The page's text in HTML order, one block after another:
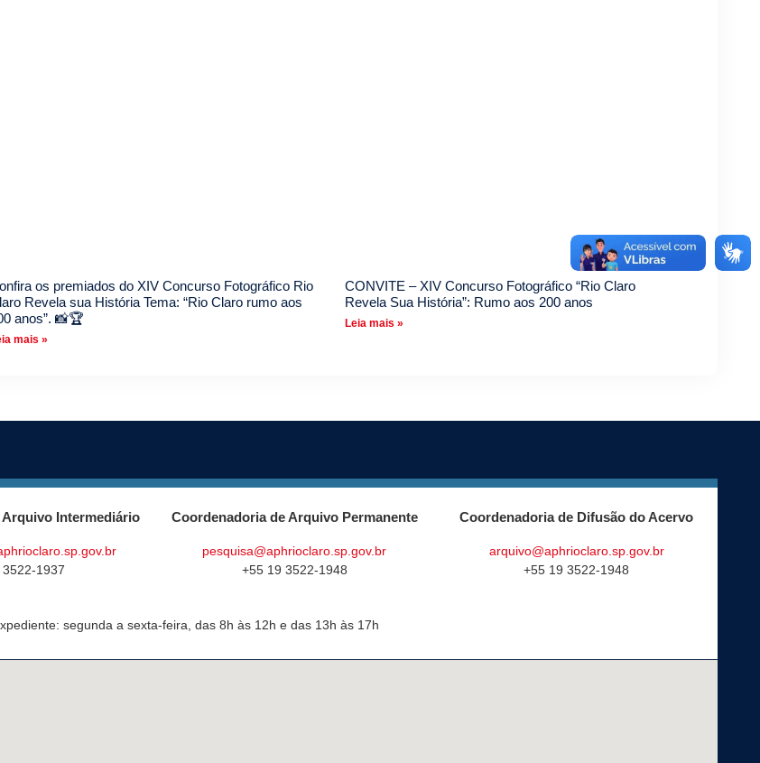
os premiados do XIV Concurso Fotográfico Rio
Revela sua História Tema: “Rio Claro rumo aos
anos”. 📸🏆
mais »
CONVITE – XIV Concurso Fotográfico “Rio Claro
Revela Sua História”: Rumo aos 200 anos
Leia mais »
Intermediário
1937
Coordenadoria de Arquivo Permanente
pesquisa@aphrioclaro.sp.gov.br
+55 19 3522-1948
Coordenadoria de Difusão do Acervo
arquivo@aphrioclaro.sp.gov.br
+55 19 3522-1948
segunda a sexta-feira, das 8h às 12h e das 13h às 17h